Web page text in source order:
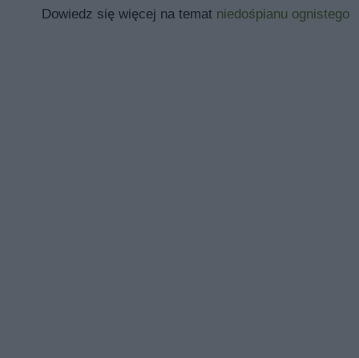
Dowiedz się więcej na temat niedośpianu ognistego